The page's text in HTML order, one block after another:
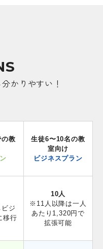
かりやすい！
教
生徒6〜10名の教
室向け
ビジネスプラン
ジ
移行
10人
※11人以降は一人
あたり1,320円で
拡張可能